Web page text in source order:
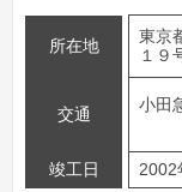
所在地
東京
１９
交通
小田
竣工日 2002